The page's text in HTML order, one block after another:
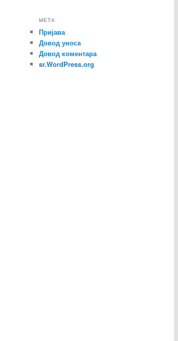
МЕТА
Пријава
Довод уноса
Довод коментара
sr.WordPress.org